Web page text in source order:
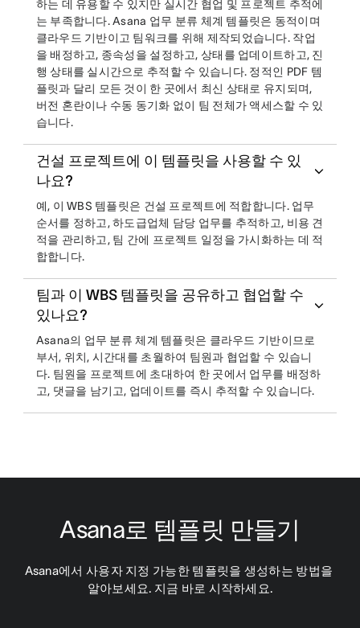
하는 데 유용할 수 있지만 실시간 협업 및 프로젝트 추적에
는 부족합니다. Asana 업무 분류 체계 템플릿은 동적이며
클라우드 기반이고 팀워크를 위해 제작되었습니다. 작업
을 배정하고, 종속성을 설정하고, 상태를 업데이트하고, 진
행 상태를 실시간으로 추적할 수 있습니다. 정적인 PDF 템
플릿과 달리 모든 것이 한 곳에서 최신 상태로 유지되며,
버전 혼란이나 수동 동기화 없이 팀 전체가 액세스할 수 있
습니다.
건설 프로젝트에 이 템플릿을 사용할 수 있
나요?
예, 이 WBS 템플릿은 건설 프로젝트에 적합합니다. 업무
순서를 정하고, 하도급업체 담당 업무를 추적하고, 비용 견
적을 관리하고, 팀 간에 프로젝트 일정을 가시화하는 데 적
합합니다.
팀과 이 WBS 템플릿을 공유하고 협업할 수
있나요?
Asana의 업무 분류 체계 템플릿은 클라우드 기반이므로
부서, 위치, 시간대를 초월하여 팀원과 협업할 수 있습니
다. 팀원을 프로젝트에 초대하여 한 곳에서 업무를 배정하
고, 댓글을 남기고, 업데이트를 즉시 추적할 수 있습니다.
Asana로 템플릿 만들기
Asana에서 사용자 지정 가능한 템플릿을 생성하는 방법을
알아보세요. 지금 바로 시작하세요.